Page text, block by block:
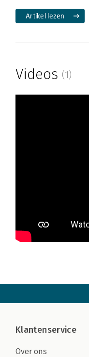
Artikel lezen
Videos (1)
Klantenservice
Over ons